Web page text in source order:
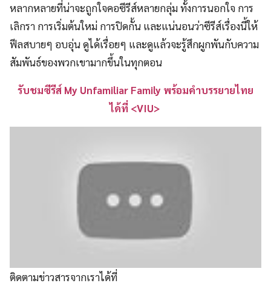
หลากหลายที่น่าจะถูกใจคอซีรีส์หลายกลุ่ม ทั้งการนอกใจ การ
เลิกรา การเริ่มต้นใหม่ การปิดกั้น และแน่นอนว่าซีรีส์เรื่องนี้ให้
ฟีลสบายๆ อบอุ่น ดูได้เรื่อยๆ และดูแล้วจะรู้สึกผูกพันกับความ
สัมพันธ์ของพวกเขามากขึ้นในทุกตอน
รับชมซีรีส์ My Unfamiliar Family พร้อมคำบรรยายไทย
ได้ที่ <VIU>
ติดตามข่าวสารจากเราได้ที่